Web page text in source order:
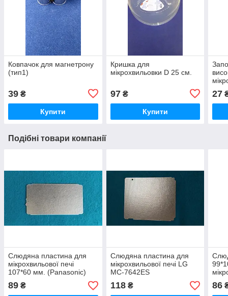
Ковпачок для магнетрону
(тип1)
39 ₴
Купити
Кришка для
мікрохвильовки D 25 см.
97₴
Купити
27
Подібні товари компанії
Слюдяна пластина для
мікрохвильової печі
107*60 мм. (Panasonic)
89 ₴
Слюдяна пластина для
мікрохвильової печі LG
MC-7642ES
118₴ 86